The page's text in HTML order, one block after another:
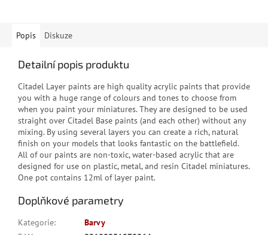
Popis Diskuze
Detailní popis produktu
Citadel Layer paints are high quality acrylic paints that provide
you with a huge range of colours and tones to choose from
when you paint your miniatures. They are designed to be used
straight over Citadel Base paints (and each other) without any
mixing. By using several layers you can create a rich, natural
finish on your models that looks fantastic on the battlefield.
All of our paints are non-toxic, water-based acrylic that are
designed for use on plastic, metal, and resin Citadel miniatures.
One pot contains 12ml of layer paint.
Doplňkové parametry
Kategorie:
Barvy